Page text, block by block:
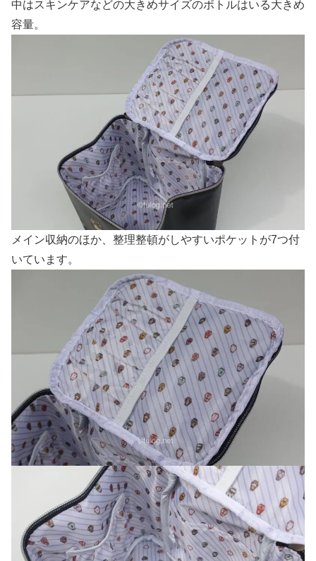
中はスキンケアなどの大きめサイズのボトルはいる大きめ
容量。
メイン収納のほか、整理整頓がしやすいポケットが7つ付
いています。